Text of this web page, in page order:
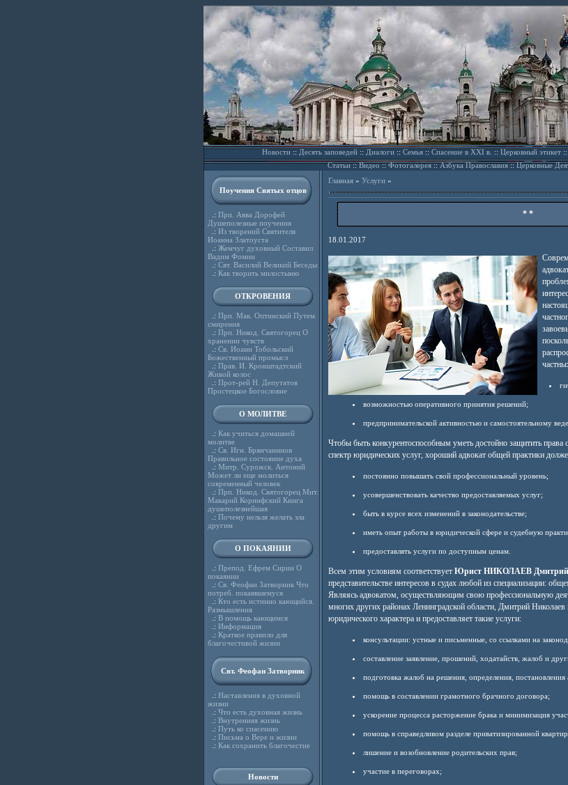
Новости::Десять заповедей::Диалоги::Семья::Спасение в XXI в.::Церковный этикет
Статьи::Видео ::Фотогалерея::Азбука Православия::Церковные
Поучения Святых отцов
.: Прп. Авва Дорофей
Душеполезные поучения
.: Из творений Святителя
Иоанна Златоуста
.: Жемчуг духовный Составил
Вадим Фомин
.: Свт. Василий Великий Беседы
.: Как творить милостыню
ОТКРОВЕНИЯ
.: Прп. Мак. Оптинский Путем
смирения
.: Прп. Никод. Святогорец О
хранении чувств
.: Св. Иоанн Тобольский
Божественный промысл
.: Прав. И. Кронштадтский
Живой колос
.: Прот-рей Н. Депутатов
Простецкое Богословие
О МОЛИТВЕ
.: Как учиться домашней
молитве
.: Св. Игн. Брянчанинов
Правильное состояние духа
.: Митр. Сурожск. Антоний
Может ли еще молиться
современный человек
.: Прп. Никод. Святогорец Мит.
Макарий Коринфский Книга
душеполезнейшая
.: Почему нельзя желать зла
другим
О ПОКАЯНИИ
.: Препод. Ефрем Сирин О
покаянии
.: Св. Феофан Затворник Что
потреб. покаявшемуся
.: Кто есть истинно кающийся.
Размышления
.: В помощь кающимся
.: Информация
.: Краткое правило для
благочестивой жизни
Свт. Феофан Затворник
.: Наставления в духовной
жизни
.: Что есть духовная жизнь
.: Внутренняя жизнь
.: Путь ко спасению
.: Письма о Вере и жизни
.: Как сохранить благочестие
Новости
Главная» Услуги»
* *
18.01.2017
возможностью оперативного принятия решений;
предпринимательской активностью и самостоятельному
Чтобы быть конкурентоспособным уметь достойно защитить права
спектр юридических услуг, хороший адвокат общей практики
постоянно повышать свой профессиональный уровень;
усовершенствовать качество предоставляемых услуг;
быть в курсе всех изменений в законодательстве;
иметь опыт работы в юридической сфере и судебную
предоставлять услуги по доступным ценам.
Всем этим условиям соответствует Юрист НИКОЛАЕВ Дмитрий.
представительстве интересов в судах любой из специализации:
Являясь адвокатом, осуществляющим свою профессиональную
многих других районах Ленинградской области, Дмитрий
юридического характера и предоставляет такие услуги:
консультации: устные и письменные, со ссылками на
составление заявление, прошений, ходатайств, жалоб и
подготовка жалоб на решения, определения,
помощь в составлении грамотного брачного договора;
ускорение процесса расторжение брака и минимизация
помощь в справедливом разделе приватизированной
лишение и возобновление родительских прав;
участие в переговорах;